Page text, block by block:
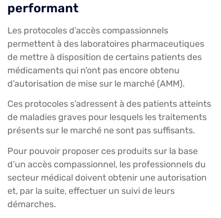
performant
Les protocoles d’accès compassionnels
permettent à des laboratoires pharmaceutiques
de mettre à disposition de certains patients des
médicaments qui n’ont pas encore obtenu
d’autorisation de mise sur le marché (AMM).
Ces protocoles s’adressent à des patients atteints
de maladies graves pour lesquels les traitements
présents sur le marché ne sont pas suffisants.
Pour pouvoir proposer ces produits sur la base
d’un accès compassionnel, les professionnels du
secteur médical doivent obtenir une autorisation
et, par la suite, effectuer un suivi de leurs
démarches.